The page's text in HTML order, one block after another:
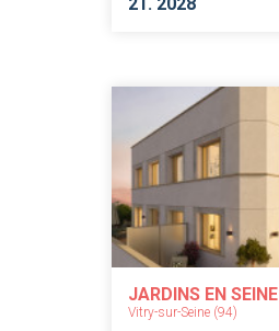
JARDINS EN SEINE
Vitry-sur-Seine (94)